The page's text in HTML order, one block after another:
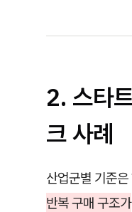
2. 스타
크 사례
산업군별 기준
반복 구매 구조가